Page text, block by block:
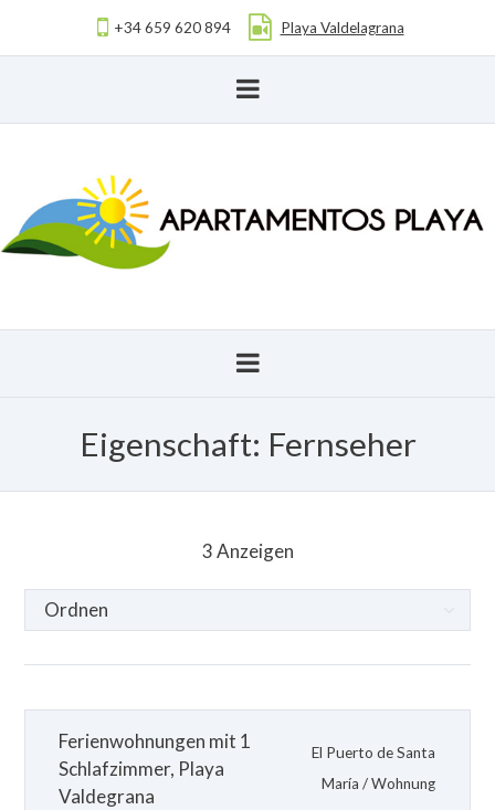
+34 659 620 894 Playa Valdelagrana
Eigenschaft: Fernseher
3Anzeigen
Ferienwohnungen mit 1
Schlafzimmer, Playa
Valdegrana
El Puerto de Santa
María /Wohnung